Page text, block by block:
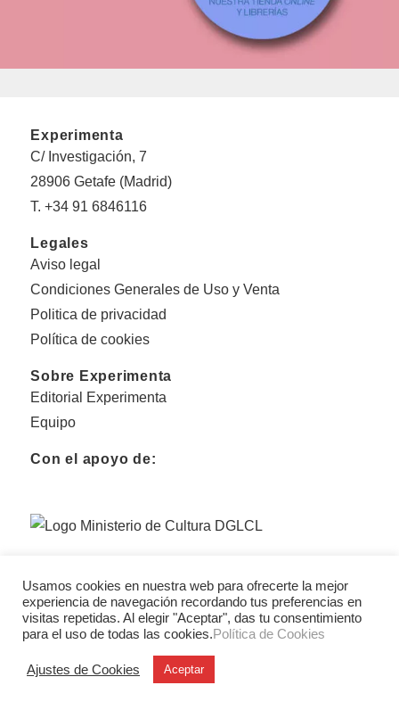
Experimenta
C/ Investigación, 7
28906 Getafe (Madrid)
T. +34 91 6846116
Legales
Aviso legal
Condiciones Generales de Uso y Venta
Politica de privacidad
Política de cookies
Sobre Experimenta
Editorial Experimenta
Equipo
Con el apoyo de:
Usamos cookies en nuestra web para ofrecerte la mejor
experiencia de navegación recordando tus preferencias en
visitas repetidas. Al elegir "Aceptar", das tu consentimiento
para el uso de todas las cookies.Política de Cookies
Ajustes de Cookies Aceptar